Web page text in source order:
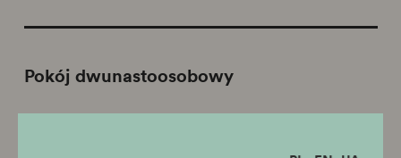
Pokój dwunastoosobowy